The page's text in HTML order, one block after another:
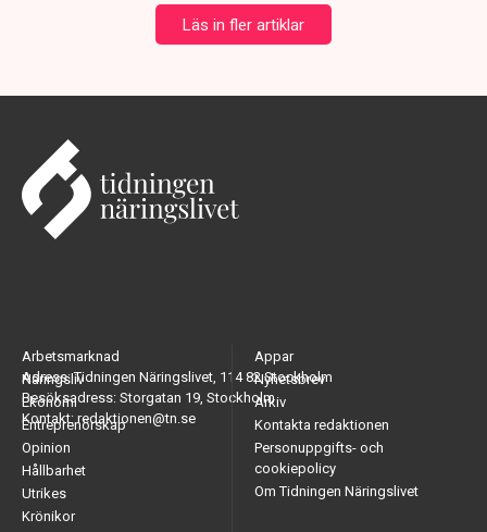
Läs in fler artiklar
Adress: Tidningen Näringslivet, 114 82 Stockholm
Besöksadress: Storgatan 19, Stockholm
Kontakt: redaktionen@tn.se
Arbetsmarknad
Näringsliv
Ekonomi
Entreprenörskap
Opinion
Hållbarhet
Utrikes
Krönikor
Appar
Nyhetsbrev
Arkiv
Kontakta redaktionen
Personuppgifts- och
cookiepolicy
Om Tidningen Näringslivet